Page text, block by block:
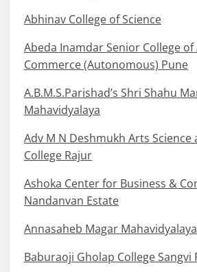
Abhinav College of Science
Abeda Inamdar Senior College of
Commerce (Autonomous) Pune
A.B.M.S.Parishad’s Shri Shahu
Mahavidyalaya
Adv M N Deshmukh Arts
College Rajur
Ashoka Center for Business &
Nandanvan Estate
Annasaheb Magar
Baburaoji Gholap College Sangvi